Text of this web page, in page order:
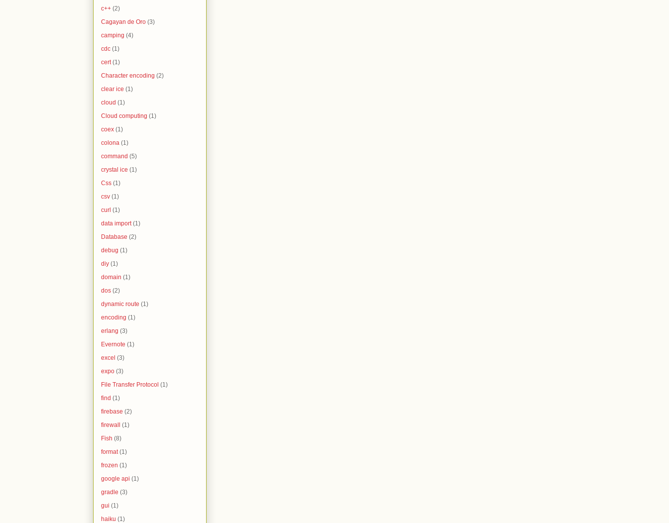
c++ (2)
Cagayan de Oro (3)
camping (4)
cdc (1)
cert (1)
Character encoding (2)
clear ice (1)
cloud (1)
Cloud computing (1)
coex (1)
colona (1)
command (5)
crystal ice (1)
Css (1)
csv (1)
curl (1)
data import (1)
Database (2)
debug (1)
diy (1)
domain (1)
dos (2)
dynamic route (1)
encoding (1)
erlang (3)
Evernote (1)
excel (3)
expo (3)
File Transfer Protocol (1)
find (1)
firebase (2)
firewall (1)
Fish (8)
format (1)
frozen (1)
google api (1)
gradle (3)
gui (1)
haiku (1)